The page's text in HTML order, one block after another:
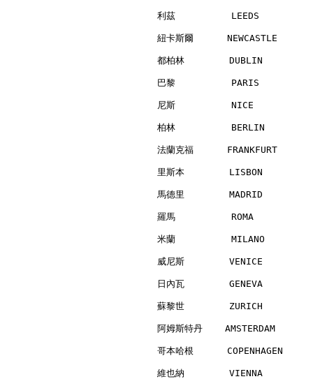
利茲          LEEDS
紐卡斯爾
都柏林        DUBLIN
巴黎          PARIS
尼斯          NICE
柏林          BERLIN
法蘭克福
里斯本        LISBON
馬德里        MADRID
羅馬          ROMA
米蘭          MILANO
威尼斯        VENICE
日內瓦        GENEVA
蘇黎世        ZURICH
阿姆斯特丹
哥本哈根
維也納        VIENNA